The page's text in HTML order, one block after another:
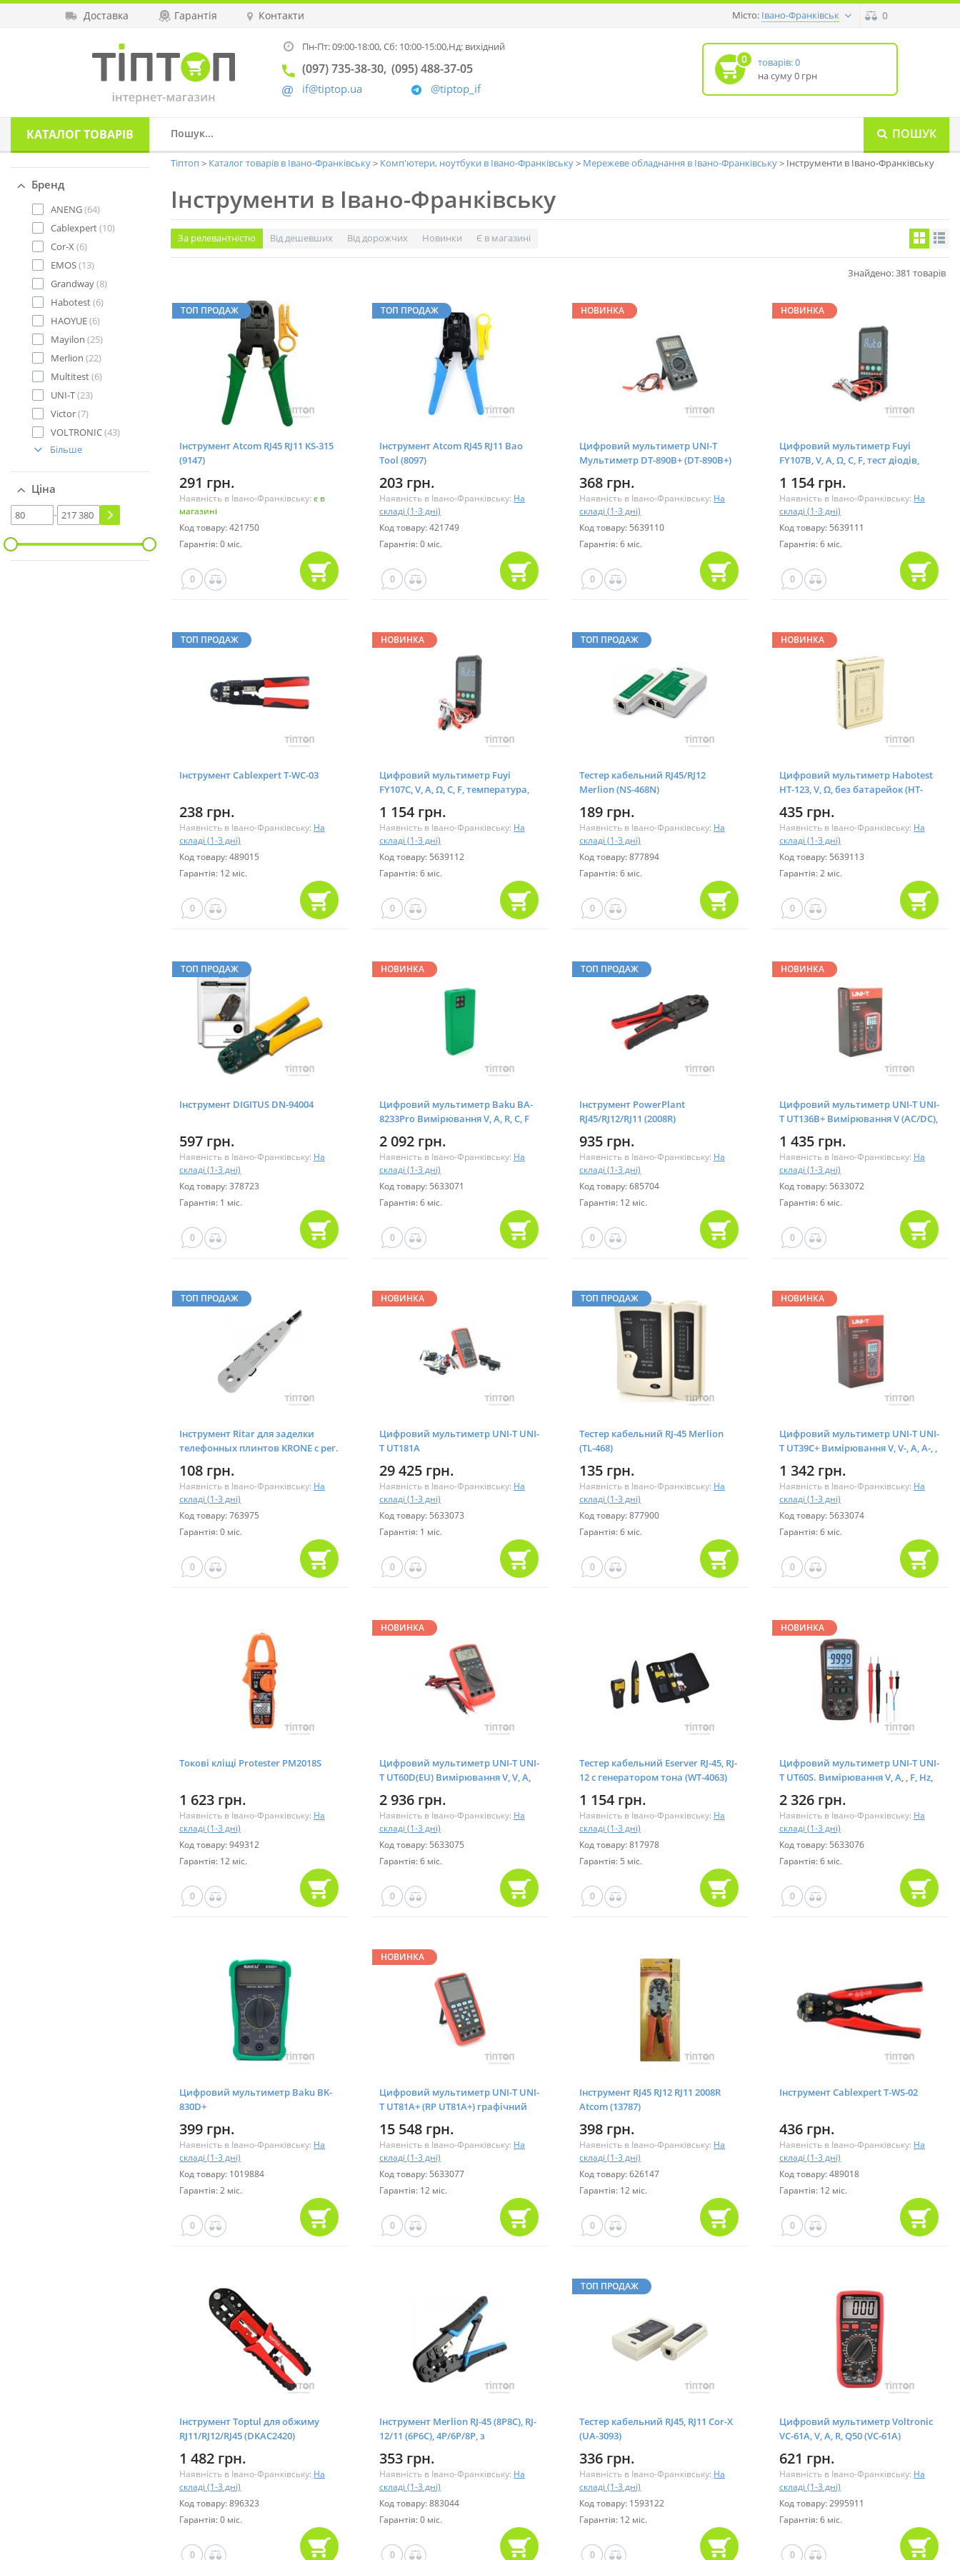
Доставка Гарантія Контакти Місто: Івано-Франківськ 0
Пн-Пт: 09:00-18:00,Сб: 10:00-15:00,Нд: вихідний
(097) 735-38-30 (095) 488-37-05
@tiptop_if
if@tiptop.ua
0
товарів: 0
на суму 0 грн
КАТАЛОГТОВАРІВ ПОШУК
Бренд
ANENG(64)
Cablexpert(10)
Cor-X(6)
EMOS(13)
Grandway(8)
Habotest(6)
HAOYUE(6)
Mayilon (25)
Merlion (22)
Multitest(6)
UNI-T(23)
Victor(7)
VOLTRONIC(43)
Більше
Ціна
-
Тіптоп Каталог товарів в Івано-Франківську Комп'ютери, ноутбуки в Івано-Франківську Мережеве обладнання в Івано-Франківську Інструменти в Івано-Франківську
Інструменти в Івано-Франківську
За релевантністю Від дешевших Від дорожчих Новинки Є в магазині
Знайдено: 381 товарів
ТОП ПРОДАЖ
Інструмент Atcom RJ45 RJ11 KS-315
(9147)
291 грн.
Наявність в Івано-Франківську: є в
магазині
Код товару: 421750
Гарантія: 0 міс.
0
ТОП ПРОДАЖ
Інструмент Atcom RJ45 RJ11 Bao
Tool (8097)
203 грн.
Наявність в Івано-Франківську: На
складі (1-3 дні)
Код товару: 421749
Гарантія: 0 міс.
0
НОВИНКА
Цифровий мультиметр UNI-T
Мультиметр DT-890B+ (DT-890B+)
368 грн.
Наявність в Івано-Франківську: На
складі (1-3 дні)
Код товару: 5639110
Гарантія: 6 міс.
0
НОВИНКА
Цифровий мультиметр Fuyi
FY107B, V, A, Ω, C, F, тест діодів,
1 154 грн.
Наявність в Івано-Франківську: На
складі (1-3 дні)
Код товару: 5639111
Гарантія: 6 міс.
0
ТОП ПРОДАЖ
Інструмент Cablexpert T-WC-03
238 грн.
Наявність в Івано-Франківську: На
складі (1-3 дні)
Код товару: 489015
Гарантія: 12 міс.
0
НОВИНКА
Цифровий мультиметр Fuyi
FY107C, V, A, Ω, C, F, температура,
1 154 грн.
Наявність в Івано-Франківську: На
складі (1-3 дні)
Код товару: 5639112
Гарантія: 6 міс.
0
ТОП ПРОДАЖ
Тестер кабельний RJ45/RJ12
Merlion (NS-468N)
189 грн.
Наявність в Івано-Франківську: На
складі (1-3 дні)
Код товару: 877894
Гарантія: 6 міс.
0
НОВИНКА
Цифровий мультиметр Habotest
HT-123, V, Ω, без батарейок (HT-
435 грн.
Наявність в Івано-Франківську: На
складі (1-3 дні)
Код товару: 5639113
Гарантія: 2 міс.
0
ТОП ПРОДАЖ
Інструмент DIGITUS DN-94004
597 грн.
Наявність в Івано-Франківську: На
складі (1-3 дні)
Код товару: 378723
Гарантія: 1 міс.
0
НОВИНКА
Цифровий мультиметр Baku BA-
8233Pro Вимірювання V, A, R, C, F
2 092 грн.
Наявність в Івано-Франківську: На
складі (1-3 дні)
Код товару: 5633071
Гарантія: 6 міс.
0
ТОП ПРОДАЖ
Інструмент PowerPlant
RJ45/RJ12/RJ11 (2008R)
935 грн.
Наявність в Івано-Франківську: На
складі (1-3 дні)
Код товару: 685704
Гарантія: 12 міс.
0
НОВИНКА
Цифровий мультиметр UNI-T UNI-
T UT136B+ Вимірювання V (AC/DC),
1 435 грн.
Наявність в Івано-Франківську: На
складі (1-3 дні)
Код товару: 5633072
Гарантія: 6 міс.
0
ТОП ПРОДАЖ
Інструмент Ritar для заделки
телефонных плинтов KRONE с рег.
108 грн.
Наявність в Івано-Франківську: На
складі (1-3 дні)
Код товару: 763975
Гарантія: 0 міс.
0
НОВИНКА
Цифровий мультиметр UNI-T UNI-
T UT181A
29 425 грн.
Наявність в Івано-Франківську: На
складі (1-3 дні)
Код товару: 5633073
Гарантія: 1 міс.
0
ТОП ПРОДАЖ
Тестер кабельний RJ-45 Merlion
(TL-468)
135 грн.
Наявність в Івано-Франківську: На
складі (1-3 дні)
Код товару: 877900
Гарантія: 6 міс.
0
НОВИНКА
Цифровий мультиметр UNI-T UNI-
T UT39C+ Вимірювання V, V-, A, A-, ,
1 342 грн.
Наявність в Івано-Франківську: На
складі (1-3 дні)
Код товару: 5633074
Гарантія: 6 міс.
0
Токові кліщі Protester PM2018S
1 623 грн.
Наявність в Івано-Франківську: На
складі (1-3 дні)
Код товару: 949312
Гарантія: 12 міс.
0
НОВИНКА
Цифровий мультиметр UNI-T UNI-
T UT60D(EU) Вимірювання V, V, A,
2 936 грн.
Наявність в Івано-Франківську: На
складі (1-3 дні)
Код товару: 5633075
Гарантія: 6 міс.
0
Тестер кабельний Eserver RJ-45, RJ-
12 с генератором тона (WT-4063)
1 154 грн.
Наявність в Івано-Франківську: На
складі (1-3 дні)
Код товару: 817978
Гарантія: 5 міс.
0
НОВИНКА
Цифровий мультиметр UNI-T UNI-
T UT60S. Вимірювання V, A, , F, Hz,
2 326 грн.
Наявність в Івано-Франківську: На
складі (1-3 дні)
Код товару: 5633076
Гарантія: 6 міс.
0
Цифровий мультиметр Baku BK-
830D+
399 грн.
Наявність в Івано-Франківську: На
складі (1-3 дні)
Код товару: 1019884
Гарантія: 2 міс.
0
НОВИНКА
Цифровий мультиметр UNI-T UNI-
T UT81A+ (RP UT81A+) графічний
15 548 грн.
Наявність в Івано-Франківську: На
складі (1-3 дні)
Код товару: 5633077
Гарантія: 12 міс.
0
Інструмент RJ45 RJ12 RJ11 2008R
Atcom (13787)
398 грн.
Наявність в Івано-Франківську: На
складі (1-3 дні)
Код товару: 626147
Гарантія: 12 міс.
0
Інструмент Cablexpert T-WS-02
436 грн.
Наявність в Івано-Франківську: На
складі (1-3 дні)
Код товару: 489018
Гарантія: 12 міс.
0
Інструмент Toptul для обжиму
RJ11/RJ12/RJ45 (DKAC2420)
1 482 грн.
Наявність в Івано-Франківську: На
складі (1-3 дні)
Код товару: 896323
Гарантія: 0 міс.
0
Інструмент Merlion RJ-45 (8P8C), RJ-
12/11 (6P6C), 4P/6P/8P, з
353 грн.
Наявність в Івано-Франківську: На
складі (1-3 дні)
Код товару: 883044
Гарантія: 0 міс.
0
ТОП ПРОДАЖ
Тестер кабельний RJ45, RJ11 Cor-X
(UA-3093)
336 грн.
Наявність в Івано-Франківську: На
складі (1-3 дні)
Код товару: 1593122
Гарантія: 12 міс.
0
Цифровий мультиметр Voltronic
VC-61A, V, A, R, Q50 (VC-61A)
621 грн.
Наявність в Івано-Франківську: На
складі (1-3 дні)
Код товару: 2995911
Гарантія: 6 міс.
0